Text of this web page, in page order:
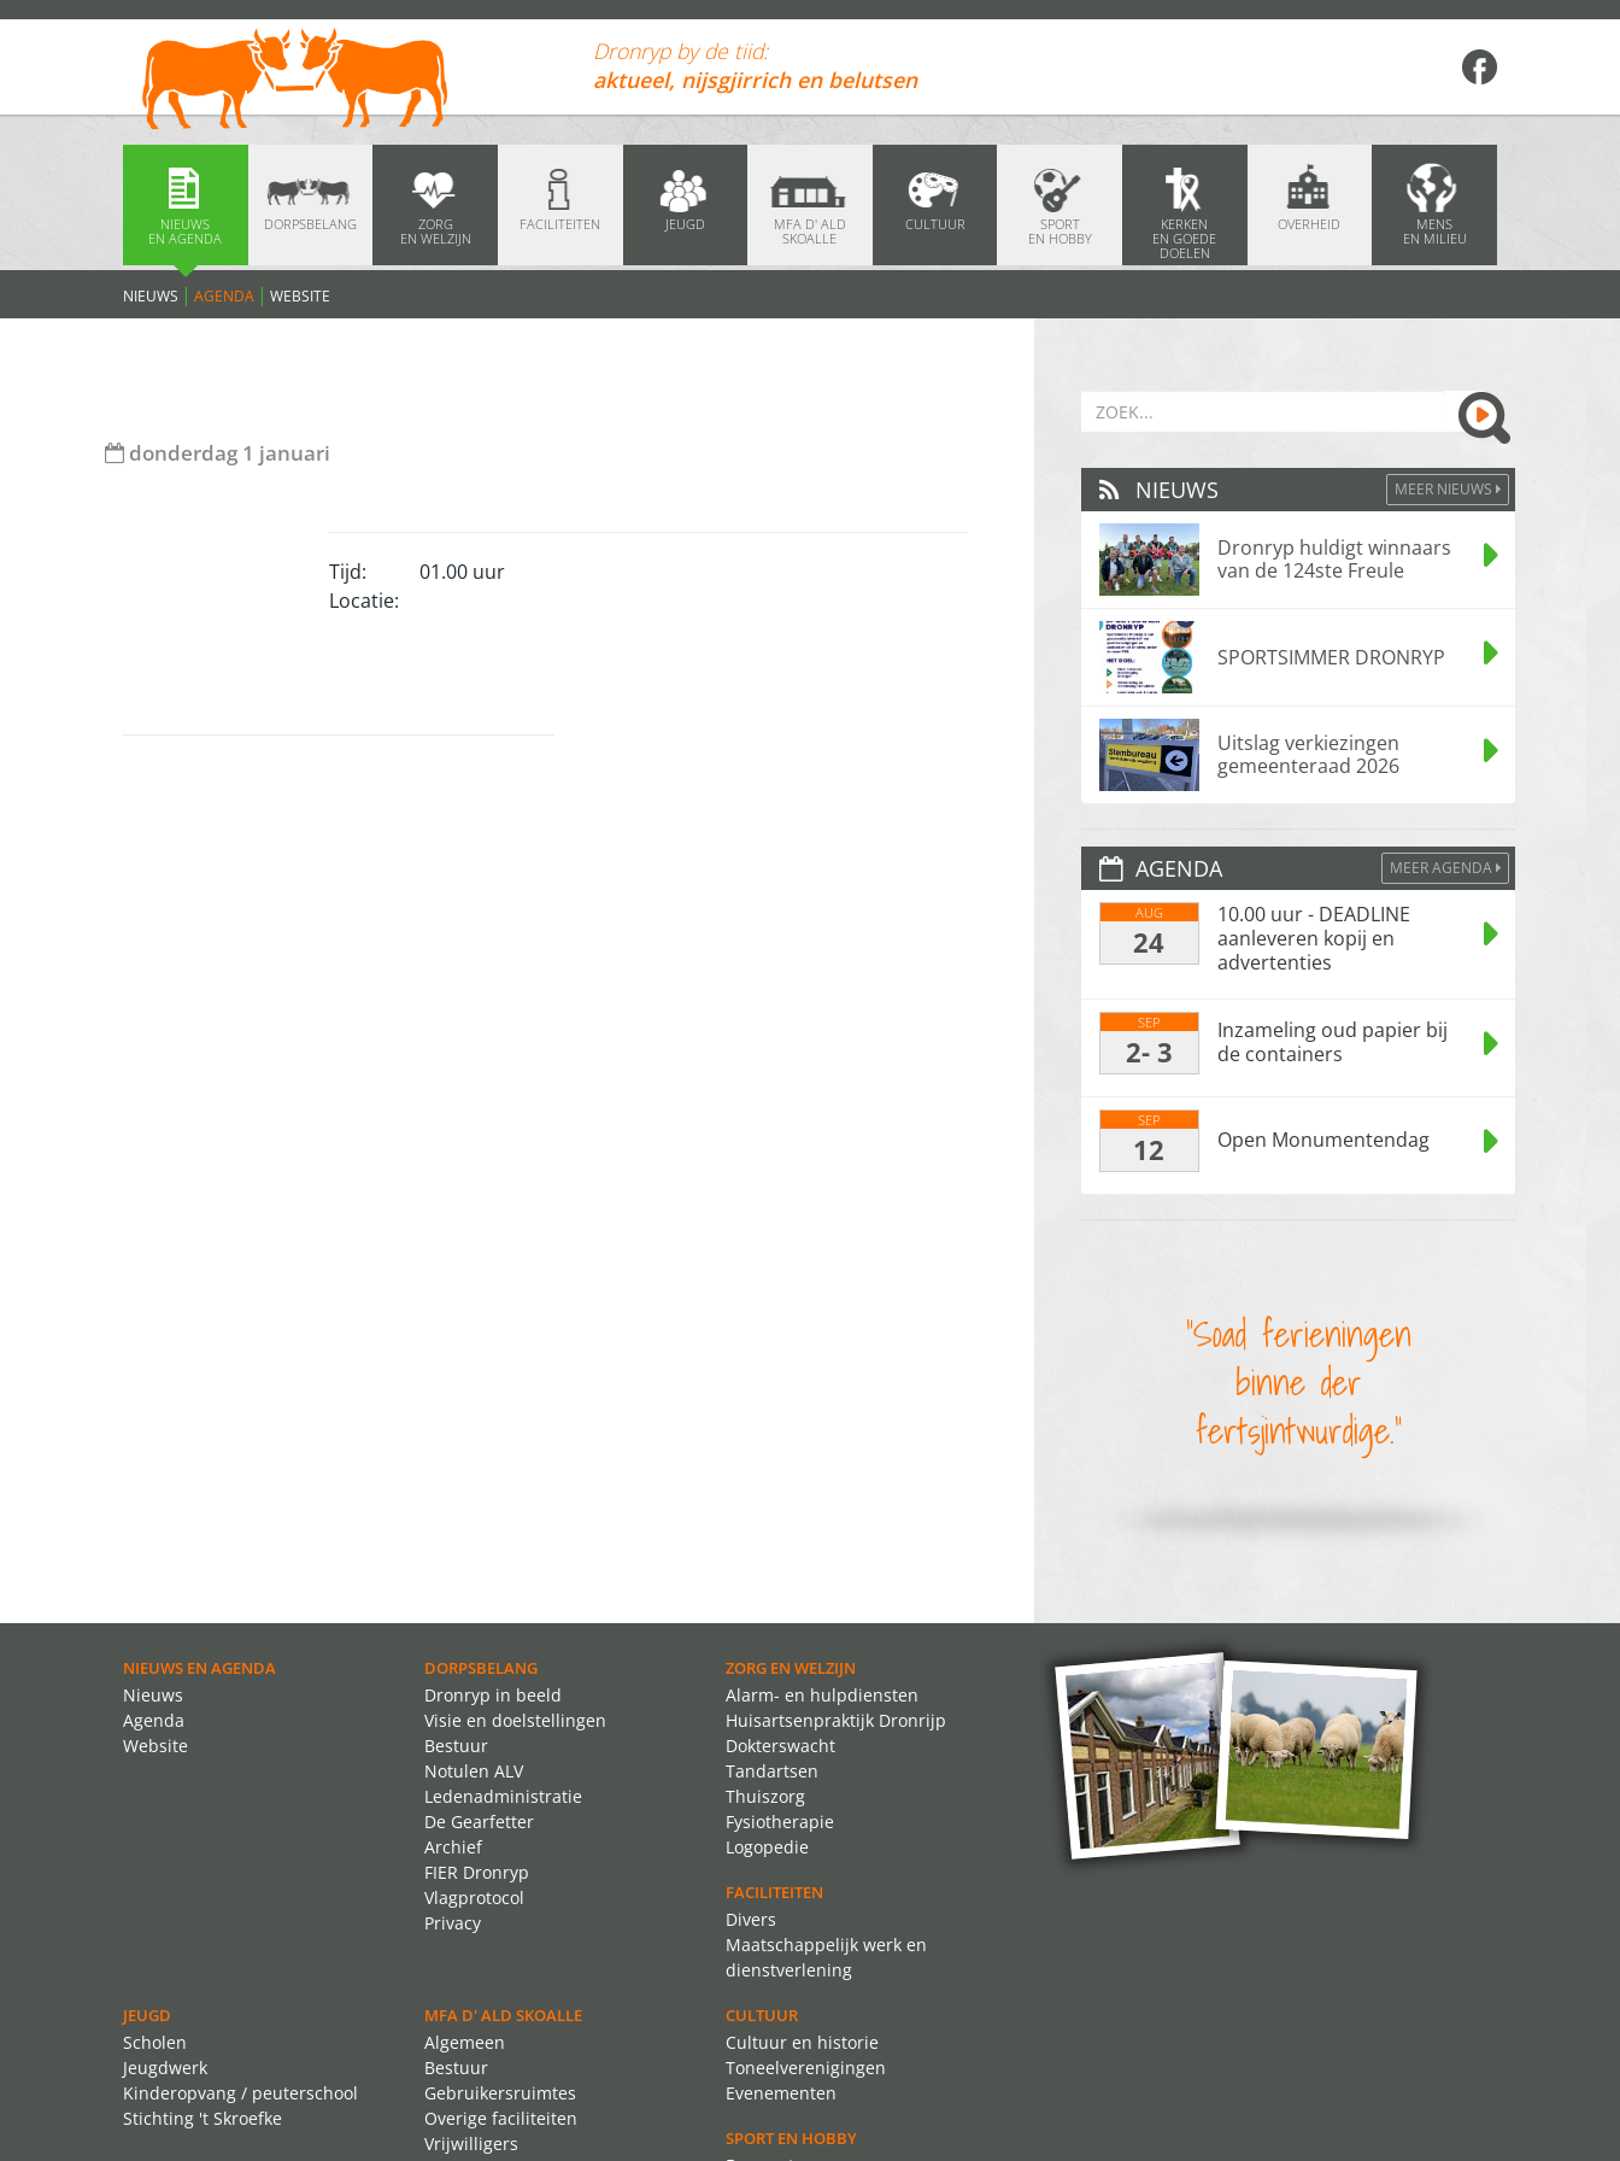
Dronryp by de tiid:
aktueel, nijsgjirrich en belutsen
NIEUWS
EN AGENDA
DORPSBELANG
ZORG
EN WELZIJN
FACILITEITEN JEUGD
MFA D' ALD
SKOALLE
CULTUUR
SPORT
EN HOBBY
KERKEN
EN GOEDE
DOELEN
OVERHEID
MENS
EN MILIEU
NIEUWS AGENDA WEBSITE
donderdag 1 januari
Tijd:
01.00 uur
Locatie:
NIEUWS MEER NIEUWS
Dronryp huldigt winnaars
van de 124ste Freule
SPORTSIMMER DRONRYP
Uitslag verkiezingen
gemeenteraad 2026
AGENDA MEER AGENDA
AUG
24
10.00 uur - DEADLINE
aanleveren kopij en
advertenties
SEP
2- 3
Inzameling oud papier bij
de containers
SEP
12 Open Monumentendag
Soad ferieningen
binne der
fertsjintwurdige.
NIEUWS EN AGENDA
Nieuws
Agenda
Website
DORPSBELANG
Dronryp in beeld
Visie en doelstellingen
Bestuur
Notulen ALV
Ledenadministratie
De Gearfetter
Archief
FIER Dronryp
Vlagprotocol
Privacy
ZORG EN WELZIJN
Alarm- en hulpdiensten
Huisartsenpraktijk Dronrijp
Dokterswacht
Tandartsen
Thuiszorg
Fysiotherapie
Logopedie
FACILITEITEN
Divers
Maatschappelijk werk en
dienstverlening
JEUGD
Scholen
Jeugdwerk
Kinderopvang / peuterschool
Stichting 't Skroefke
MFA D' ALD SKOALLE
Algemeen
Bestuur
Gebruikersruimtes
Overige faciliteiten
Vrijwilligers
CULTUUR
Cultuur en historie
Toneelverenigingen
Evenementen
SPORT EN HOBBY